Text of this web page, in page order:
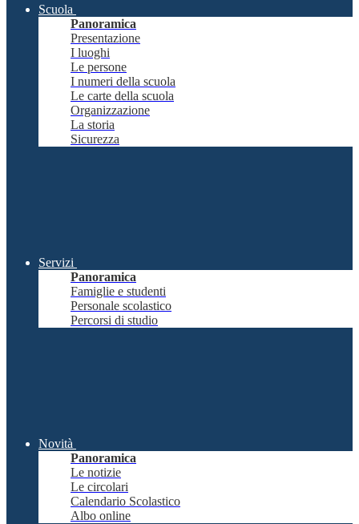
Scuola
Panoramica
Presentazione
I luoghi
Le persone
I numeri della scuola
Le carte della scuola
Organizzazione
La storia
Sicurezza
Servizi
Panoramica
Famiglie e studenti
Personale scolastico
Percorsi di studio
Novità
Panoramica
Le notizie
Le circolari
Calendario Scolastico
Albo online